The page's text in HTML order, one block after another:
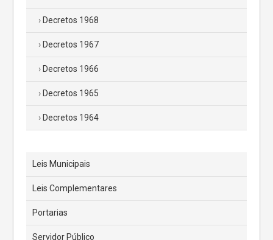
Decretos 1968
Decretos 1967
Decretos 1966
Decretos 1965
Decretos 1964
Leis Municipais
Leis Complementares
Portarias
Servidor Público